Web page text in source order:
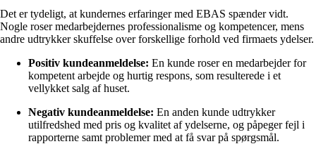
Det er tydeligt, at kundernes erfaringer med EBAS spænder vidt.
Nogle roser medarbejdernes professionalisme og kompetencer, mens
andre udtrykker skuffelse over forskellige forhold ved firmaets ydelser.
Positiv kundeanmeldelse: En kunde roser en medarbejder for
kompetent arbejde og hurtig respons, som resulterede i et
vellykket salg af huset.
Negativ kundeanmeldelse: En anden kunde udtrykker
utilfredshed med pris og kvalitet af ydelserne, og påpeger fejl i
rapporterne samt problemer med at få svar på spørgsmål.